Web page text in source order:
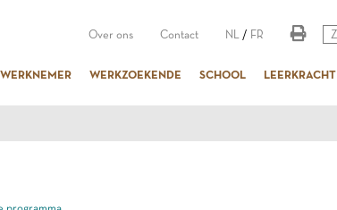
Over ons Contact NL / FR
WERKNEMER WERKZOEKENDE SCHOOL LEERKRACHT